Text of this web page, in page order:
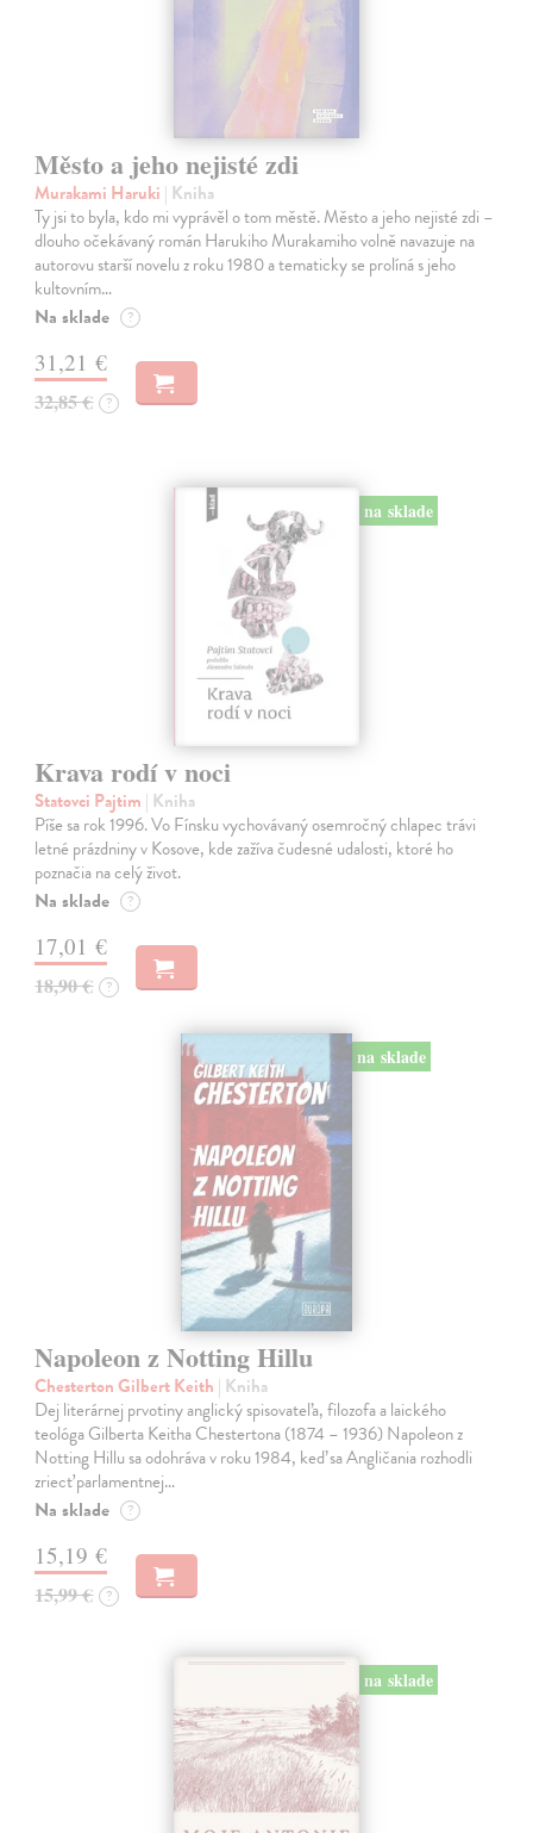
Město a jeho nejisté zdi
Murakami Haruki | Kniha
Ty jsi to byla, kdo mi vyprávěl o tom městě. Město a jeho nejisté zdi –
dlouho očekávaný román Harukiho Murakamiho volně navazuje na
autorovu starší novelu z roku 1980 a tematicky se prolíná s jeho
kultovním…
Na sklade ?
31,21 €
32,85 € ?
na sklade
Krava rodí v noci
Statovci Pajtim | Kniha
Píše sa rok 1996. Vo Fínsku vychovávaný osemročný chlapec trávi
letné prázdniny v Kosove, kde zažíva čudesné udalosti, ktoré ho
poznačia na celý život.
Na sklade ?
17,01 €
18,90 € ?
na sklade
Napoleon z Notting Hillu
Chesterton Gilbert Keith | Kniha
Dej literárnej prvotiny anglický spisovateľa, filozofa a laického
teológa Gilberta Keitha Chestertona (1874 – 1936) Napoleon z
Notting Hillu sa odohráva v roku 1984, keď sa Angličania rozhodli
zriecť parlamentnej…
Na sklade ?
15,19 €
15,99 € ?
na sklade